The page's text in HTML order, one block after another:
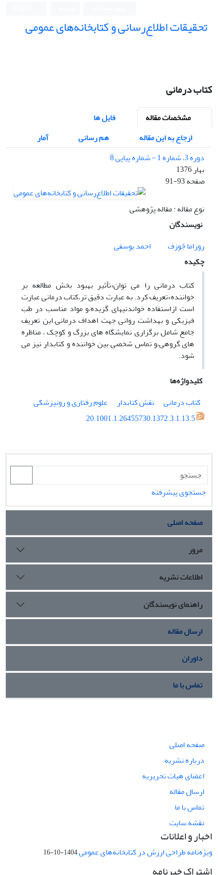
تحقیقات اطلاع‌رسانی و کتابخانه‌های عمومی
کتاب درمانی
مشخصات مقاله
فایل ها
ارجاع به این مقاله
هم رسانی
آمار
دوره 3، شماره 1 - شماره پیاپی 8
بهار 1376
صفحه91-93
نوع مقاله : مقاله پژوهشی
نویسندگان
روزاما جّوزف
احمد یوسفی
چکیده
کتاب درمانی را می توان«تأثیر بهبود بخش مطالعه بر
خواننده»تعریف کرد. به عبارت دقیق تر،کتاب درمانی عبارت
است ازاستفاده خواندنیهای گزیده،و مواد مناسب در طب
فیزیکی و بهداشت روانی جهت اهداف درمانی.این تعریف
جامع شامل برگزاری نمایشگاه های بزرگ و کوچک ، مناظره
های گروهی،و تماس شخصی بین خواننده و کتابدار نیز می
شود.
کلیدواژه‌ها
کتاب درمانی
نقش کتابدار
علوم رفتاری و رونپزشکی
20.1001.1.26455730.1372.3.1.13.5
جستجوی پیشرفته
صفحه اصلی
مرور
اطلاعات نشریه
راهنمای نویسندگان
ارسال مقاله
داوران
تماس با ما
صفحه اصلی
درباره نشریه
اعضای هیات تحریریه
ارسال مقاله
تماس با ما
نقشه سایت
اخبار و اعلانات
ویژه‌نامه طراحی ارزش در کتابخانه‌های عمومی1404-10-16